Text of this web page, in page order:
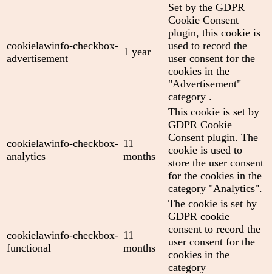
cookielawinfo-checkbox-
advertisement
1 year
Set by the GDPR
Cookie Consent
plugin, this cookie is
used to record the
user consent for the
cookies in the
"Advertisement"
category .
cookielawinfo-checkbox-
analytics
11
months
This cookie is set by
GDPR Cookie
Consent plugin. The
cookie is used to
store the user consent
for the cookies in the
category "Analytics".
cookielawinfo-checkbox-
functional
11
months
The cookie is set by
GDPR cookie
consent to record the
user consent for the
cookies in the
category